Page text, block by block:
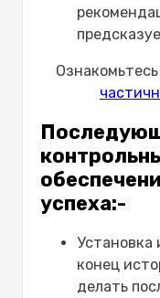
Ознакомьтесь
успеха:-
Установка
конец
делать